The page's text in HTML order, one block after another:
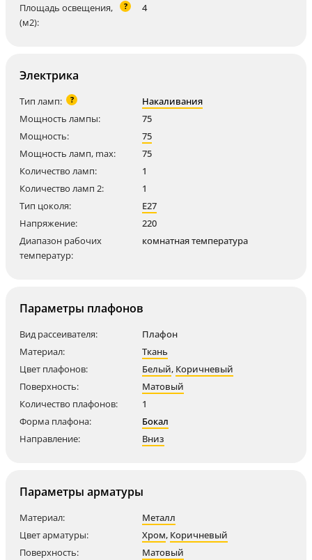
Площадь освещения,
(м2):
? 4
Электрика
Тип ламп: ?
Накаливания
Мощность лампы:
75
Мощность:
75
Мощность ламп, max:
75
Количество ламп:
1
Количество ламп 2:
1
Тип цоколя:
E27
Напряжение:
220
Диапазон рабочих
температур:
комнатная температура
Параметры плафонов
Вид рассеивателя:
Плафон
Материал:
Ткань
Цвет плафонов:
Белый, Коричневый
Поверхность:
Матовый
Количество плафонов:
1
Форма плафона:
Бокал
Направление:
Вниз
Параметры арматуры
Материал:
Металл
Цвет арматуры:
Хром, Коричневый
Поверхность:
Матовый